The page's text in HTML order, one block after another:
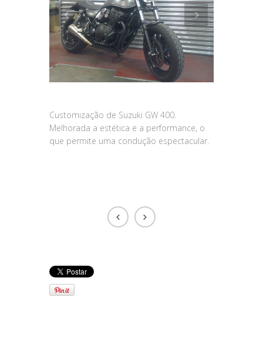
Customização de Suzuki GW 400.
Melhorada a estética e a performance, o
que permite uma condução espectacular.